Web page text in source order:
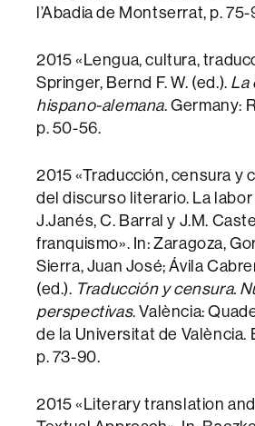
l’Abadia de Montserrat, p. 75-
2015 «Lengua, cultura,
Springer, Bernd F. W. (ed.). La
hispano-alemana. Germany:
p. 50-56.
2015 «Traducción, censura y
del discurso literario. La
J.Janés, C. Barral y J.M.
franquismo». In: Zaragoza,
Sierra, Juan José; Ávila
(ed.). Traducción y censura.
perspectivas. València:
de la Universitat de València.
p. 73-90.
2015 «Literary translation